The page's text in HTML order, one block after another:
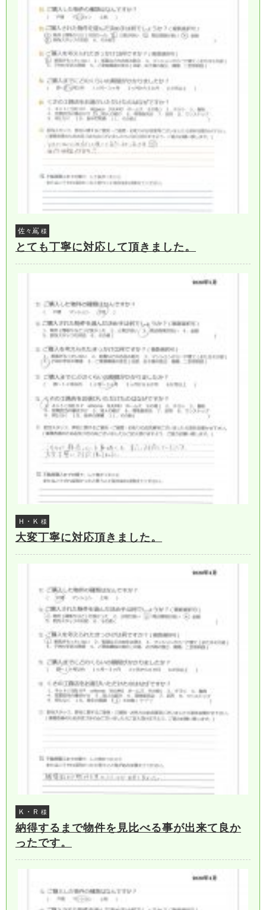
佐々嶌 様
とても丁寧に対応して頂きました。
Ｈ・Ｋ 様
大変丁寧に対応頂きました。
Ｋ・Ｒ 様
納得するまで物件を見比べる事が出来て良か
ったです。